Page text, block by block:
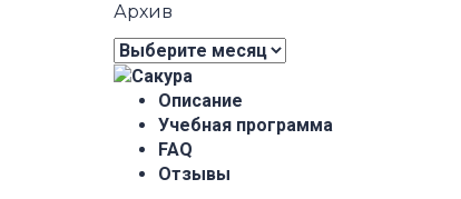
Архив
Архив
Описание
Учебная программа
FAQ
Отзывы